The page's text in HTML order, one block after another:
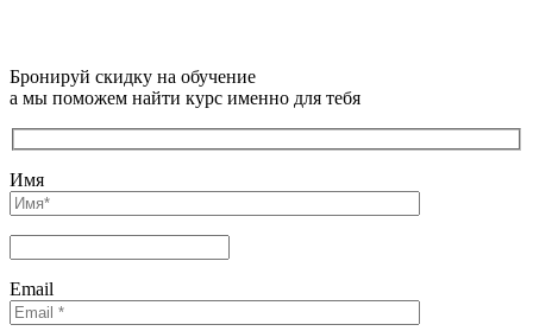
Бронируй скидку на обучение
а мы поможем найти курс именно для тебя
Имя
Email